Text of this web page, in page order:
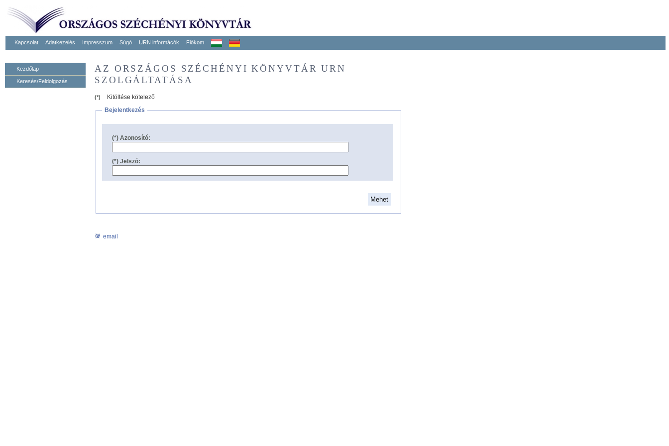
Kapcsolat Adatkezelés Impresszum Súgó URN informácók Fiókom
Kezdőlap
Keresés/Feldolgozás
AZ ORSZÁGOS SZÉCHÉNYI KÖNYVTÁR URN
SZOLGÁLTATÁSA
(*)
Kitöltése kötelező
Bejelentkezés
(*) Azonosító:
(*) Jelszó:
email